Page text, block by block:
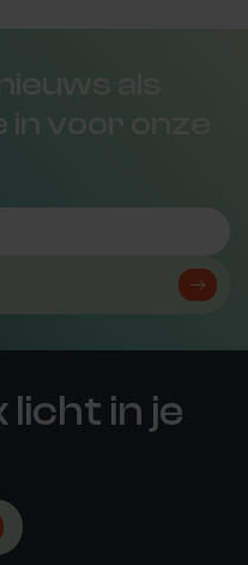
als
voor onze
in je